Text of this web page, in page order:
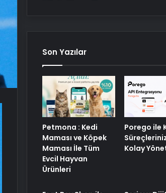
Son Yazılar
Petmona : Kedi
Maması ve Köpek
Maması İle Tüm
Evcil Hayvan
Ürünleri
Porego ile
Kolay